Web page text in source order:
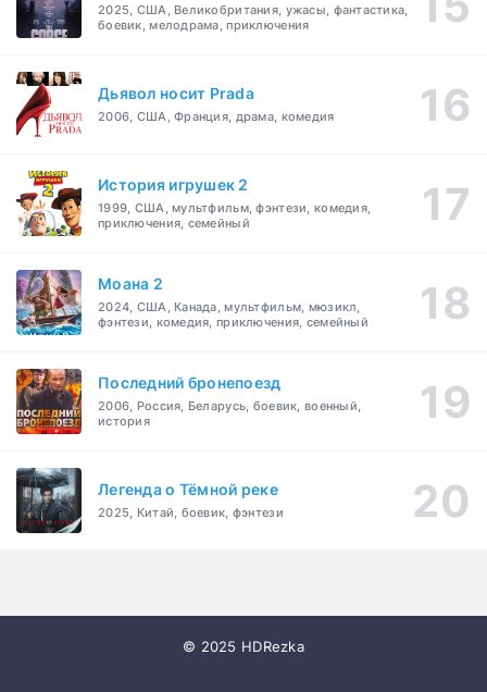
2025, США, Великобритания, ужасы, фантастика,
боевик, мелодрама, приключения
Дьявол носит Prada
2006, США, Франция, драма, комедия
История игрушек 2
1999, США, мультфильм, фэнтези, комедия,
приключения, семейный
Моана 2
2024, США, Канада, мультфильм, мюзикл,
фэнтези, комедия, приключения, семейный
Последний бронепоезд
2006, Россия, Беларусь, боевик, военный,
история
Легенда о Тёмной реке
2025, Китай, боевик, фэнтези
© 2025 HDRezka